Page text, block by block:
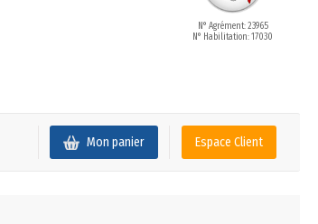
N° Agrément: 23965
N° Habilitation: 17030
Espace Client
Mon panier